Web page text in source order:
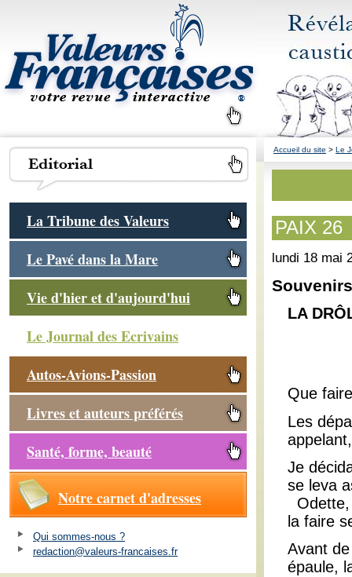
La Tribune des Valeurs
Le Pavé dans la Mare
Vie d'hier et d'aujourd'hui
Le Journal des Ecrivains
Autos-Avions-Passion
Livres et auteurs préférés
Santé, forme, beauté
Notre carnet d'adresses
Qui sommes-nous ?
redaction@valeurs-francaises.fr
Accueil du site > Le
PAIX 26
lundi 18 mai
LA
Que
Les
Je
se leva
la faire
Avant
épaule,